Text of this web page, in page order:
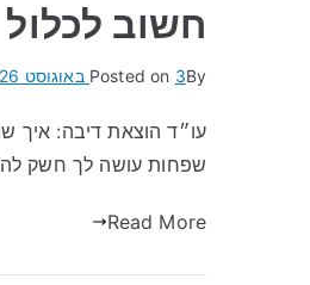
חשוב לכלול
By
Posted on 3 באוגוסט 2026
עו״ד הוצאת דיבה: איך
שפחות עושה לך חשק
Read More